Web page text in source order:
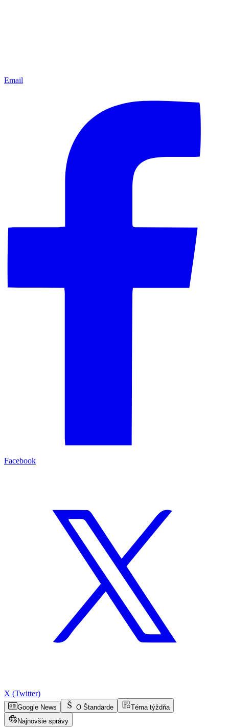
Email
Facebook
X (Twitter)
Google News O Štandarde
Téma týždňa
Najnovšie správy